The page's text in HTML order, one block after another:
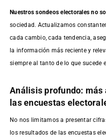
Nuestros sondeos electorales no
sociedad. Actualizamos
cada cambio, cada tendencia,
la información más reciente y
siempre al tanto de lo que sucede
Análisis profundo: más
las encuestas
No nos limitamos a presentar
los resultados de las encuestas